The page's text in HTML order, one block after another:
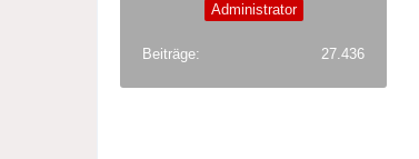
Administrator
Beiträge 27.436